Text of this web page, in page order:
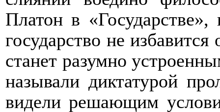
Платон в
государство не
станет разумно
называли диктатурой
видели решающим